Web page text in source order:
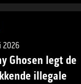
2026
Ghosen legt de
illegale